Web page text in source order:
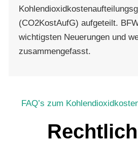
(CO2KostAufG) aufgeteilt.
wichtigsten Neuerungen und
zusammengefasst.
FAQ’s zum